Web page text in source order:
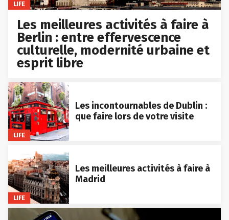
LIFE
Les meilleures activités à faire à
Berlin : entre effervescence
culturelle, modernité urbaine et
esprit libre
LIFE
Les incontournables de Dublin :
que faire lors de votre visite
LIFE
Les meilleures activités à faire à
Madrid